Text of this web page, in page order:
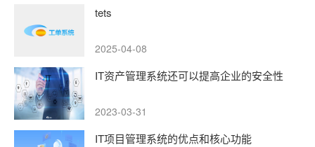
tets
2025-04-08
IT资产管理系统还可以提高企业的安全性
2023-03-31
IT项目管理系统的优点和核心功能